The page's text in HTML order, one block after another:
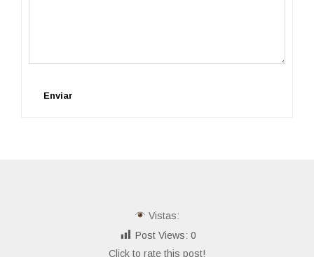
Enviar
Vistas:
Post Views: 0
Click to rate this post!